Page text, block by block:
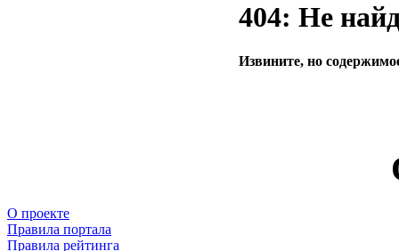
404: Не
Извините, но
О проекте
Правила портала
Правила рейтинга